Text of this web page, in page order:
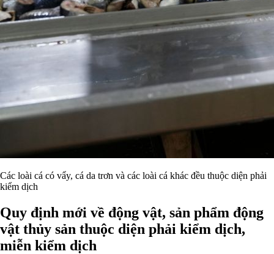
Các loài cá có vẩy, cá da trơn và các loài cá khác đều thuộc diện phải
kiểm dịch
Quy định mới về động vật, sản phẩm động
vật thủy sản thuộc diện phải kiểm dịch,
miễn kiểm dịch